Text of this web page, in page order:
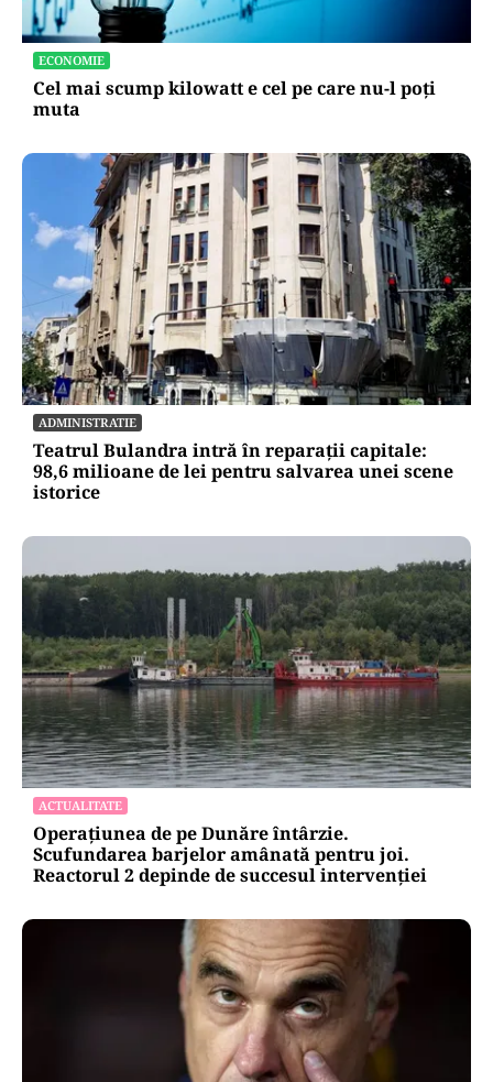
ECONOMIE
Cel mai scump kilowatt e cel pe care nu-l poți
muta
ADMINISTRATIE
Teatrul Bulandra intră în reparații capitale:
98,6 milioane de lei pentru salvarea unei scene
istorice
ACTUALITATE
Operațiunea de pe Dunăre întârzie.
Scufundarea barjelor amânată pentru joi.
Reactorul 2 depinde de succesul intervenției